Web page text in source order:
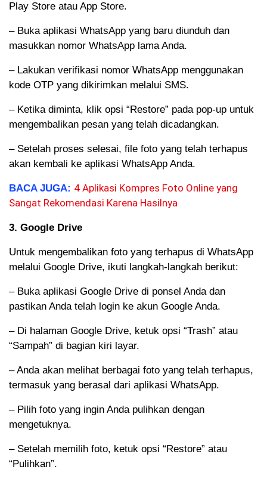
Play Store atau App Store.
– Buka aplikasi WhatsApp yang baru diunduh dan
masukkan nomor WhatsApp lama Anda.
– Lakukan verifikasi nomor WhatsApp menggunakan
kode OTP yang dikirimkan melalui SMS.
– Ketika diminta, klik opsi “Restore” pada pop-up untuk
mengembalikan pesan yang telah dicadangkan.
– Setelah proses selesai, file foto yang telah terhapus
akan kembali ke aplikasi WhatsApp Anda.
BACA JUGA: 4 Aplikasi Kompres Foto Online yang
Sangat Rekomendasi Karena Hasilnya
3. Google Drive
Untuk mengembalikan foto yang terhapus di WhatsApp
melalui Google Drive, ikuti langkah-langkah berikut:
– Buka aplikasi Google Drive di ponsel Anda dan
pastikan Anda telah login ke akun Google Anda.
– Di halaman Google Drive, ketuk opsi “Trash” atau
“Sampah” di bagian kiri layar.
– Anda akan melihat berbagai foto yang telah terhapus,
termasuk yang berasal dari aplikasi WhatsApp.
– Pilih foto yang ingin Anda pulihkan dengan
mengetuknya.
– Setelah memilih foto, ketuk opsi “Restore” atau
“Pulihkan”.